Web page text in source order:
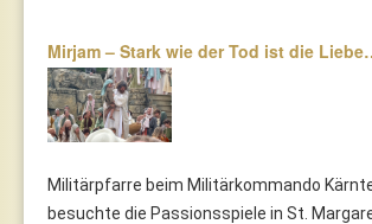
Mirjam – Stark wie der Tod ist die
Militärpfarre beim Militärkommando
besuchte die Passionsspiele in St.